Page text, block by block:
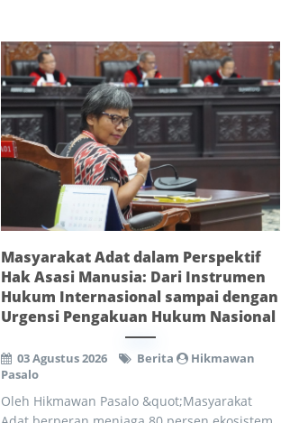
Masyarakat Adat dalam Perspektif
Hak Asasi Manusia: Dari Instrumen
Hukum Internasional sampai dengan
Urgensi Pengakuan Hukum Nasional
03 Agustus 2026 Berita
Hikmawan
Pasalo
Oleh Hikmawan Pasalo &quot;Masyarakat